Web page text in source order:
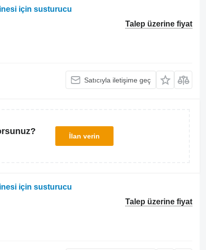
için susturucu
Talep üzerine fiyat
Satıcıyla iletişime geç
İlan verin
için susturucu
Talep üzerine fiyat